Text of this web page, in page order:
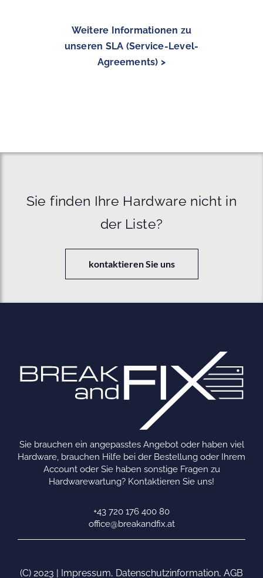
Weitere Informationen zu
unseren SLA (Service-Level-
Agreements) >
Sie finden Ihre Hardware nicht in
der Liste?
kontaktieren Sie uns
Sie brauchen ein angepasstes Angebot oder haben viel
Hardware, brauchen Hilfe bei der Bestellung oder Ihrem
Account oder Sie haben sonstige Fragen zu
Hardwarewartung? Kontaktieren Sie uns!
+43 720 176 400 80
office@breakandfix.at
(C) 2023 | Impressum, Datenschutzinformation, AGB